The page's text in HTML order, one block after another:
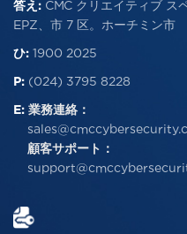
答え: CMC クリエイティブ ス
EPZ、市 7 区。ホーチミン市
ひ: 1900 2025
P: (024) 3795 8228
E: 業務連絡：
顧客サポート：